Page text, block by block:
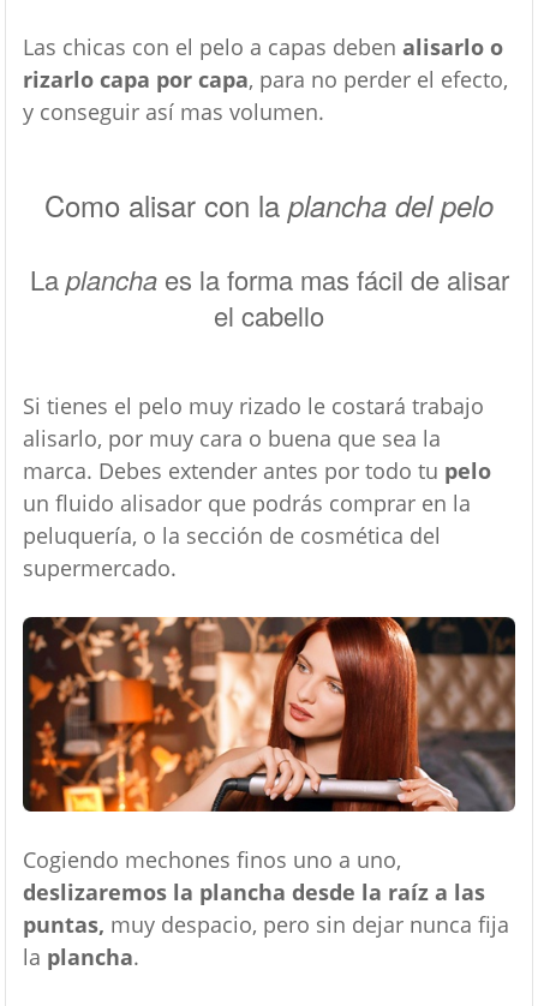
Las chicas con el pelo a capas deben alisarlo o
rizarlo capa por capa, para no perder el efecto,
y conseguir así mas volumen.
Como alisar con la plancha del pelo
Laplanchaes la forma mas fácil de alisar
el cabello
Si tienes el pelo muy rizado le costará trabajo
alisarlo, por muy cara o buena que sea la
marca. Debes extender antes por todo tu pelo
un fluido alisador que podrás comprar en la
peluquería, o la sección de cosmética del
supermercado.
Cogiendo mechones finos uno a uno,
deslizaremos la plancha desde la raíz a las
puntas, muy despacio, pero sin dejar nunca fija
la plancha.